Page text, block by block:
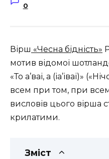
0
Вірш «Чесна бідність»
мотив відомої
«То а’ваі, а (іа’іваі)»
всем при том, при
висловів цього вірша
крилатими.
Зміст